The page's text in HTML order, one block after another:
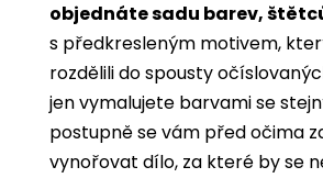
objednáte sadu barev,
s předkresleným motivem,
rozdělili do spousty
jen vymalujete barvami se
postupně se vám před očima
vynořovat dílo, za které by se